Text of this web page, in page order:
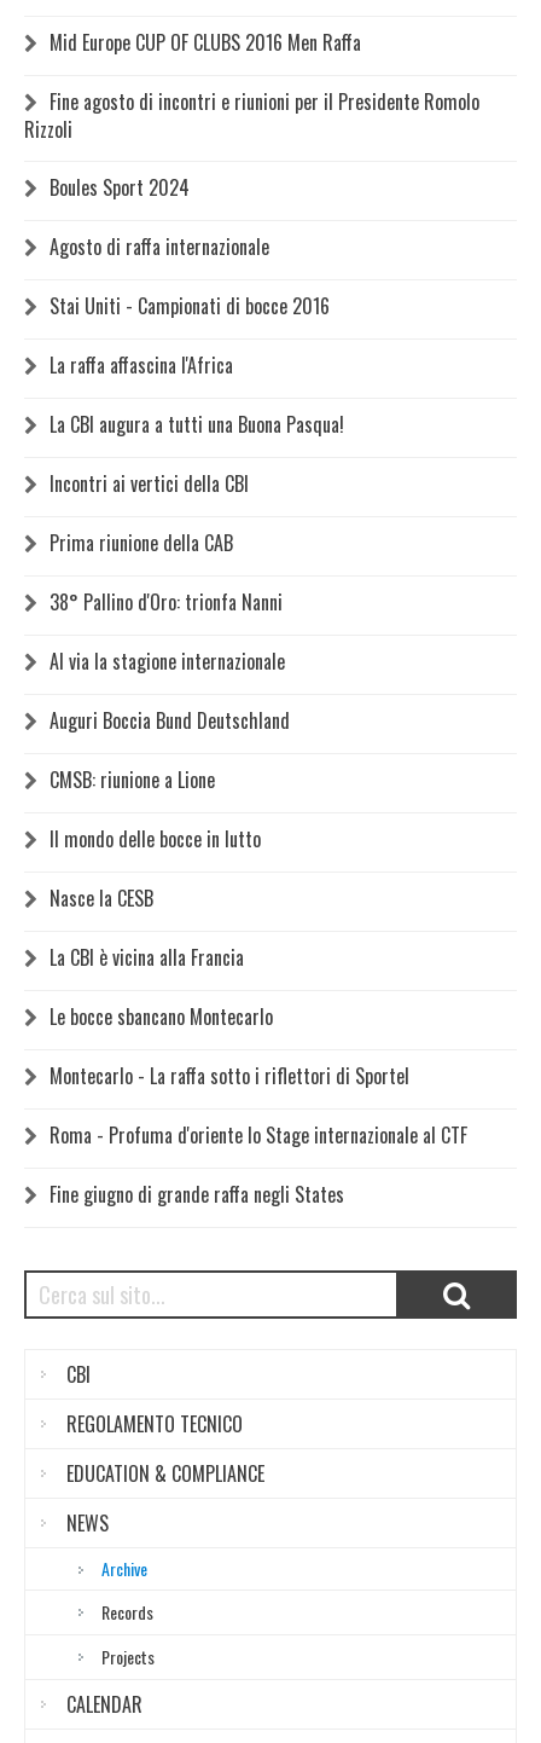
Mid Europe CUP OF CLUBS 2016 Men Raffa
Fine agosto di incontri e riunioni per il Presidente Romolo
Rizzoli
Boules Sport 2024
Agosto di raffa internazionale
Stai Uniti - Campionati di bocce 2016
La raffa affascina l'Africa
La CBI augura a tutti una Buona Pasqua!
Incontri ai vertici della CBI
Prima riunione della CAB
38° Pallino d'Oro: trionfa Nanni
Al via la stagione internazionale
Auguri Boccia Bund Deutschland
CMSB: riunione a Lione
Il mondo delle bocce in lutto
Nasce la CESB
La CBI è vicina alla Francia
Le bocce sbancano Montecarlo
Montecarlo - La raffa sotto i riflettori di Sportel
Roma - Profuma d'oriente lo Stage internazionale al CTF
Fine giugno di grande raffa negli States
CBI
REGOLAMENTO TECNICO
EDUCATION & COMPLIANCE
NEWS
Archive
Records
Projects
CALENDAR